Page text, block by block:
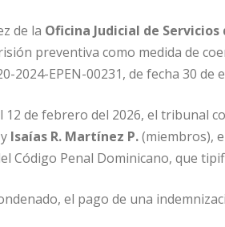
de la Oficina Judicial de
preventiva como medida de
2024-EPEN-00231, de fecha 30 de
12 de febrero del 2026, el tribunal
y Isaías R. Martínez P.(miembros),
Código Penal Dominicano, que
el pago de una